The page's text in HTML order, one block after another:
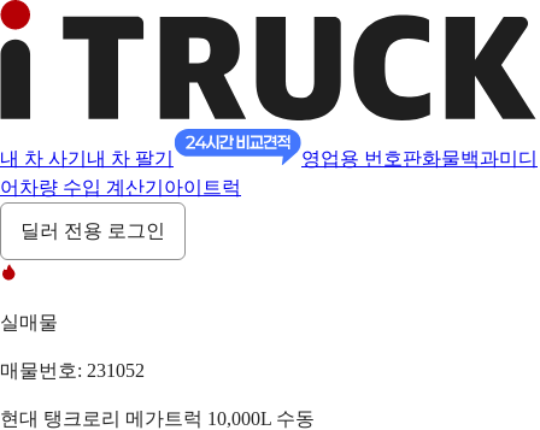
내 차 사기 내 차 팔기 영업용 번호판화물백과미디
어 차량 수입 계산기 아이트럭
딜러 전용 로그인
실매물
매물번호: 231052
현대 탱크로리 메가트럭 10,000L 수동